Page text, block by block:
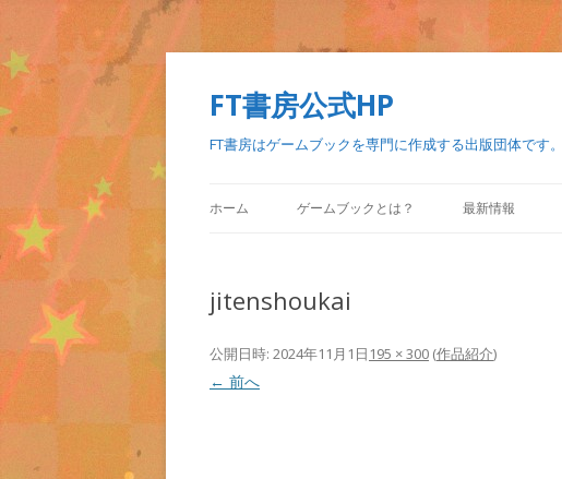
FT書房公式HP
FT書房はゲームブックを専門に作成する出版団体です。
ホーム ゲームブックとは？ 最新情報
jitenshoukai
公開日時: 2024年11月1日 195 × 300 (作品紹介)
← 前へ